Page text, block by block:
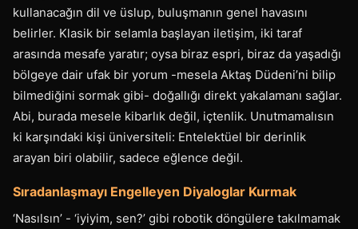
kullanacağın dil ve üslup, buluşmanın genel havasını
belirler. Klasik bir selamla başlayan iletişim, iki taraf
arasında mesafe yaratır; oysa biraz espri, biraz da yaşadığı
bölgeye dair ufak bir yorum -mesela Aktaş Düdeni’ni bilip
bilmediğini sormak gibi- doğallığı direkt yakalamanı sağlar.
Abi, burada mesele kibarlık değil, içtenlik. Unutmamalısın
ki karşındaki kişi üniversiteli: Entelektüel bir derinlik
arayan biri olabilir, sadece eğlence değil.
Sıradanlaşmayı Engelleyen Diyaloglar Kurmak
‘Nasılsın’ - ‘iyiyim, sen?’ gibi robotik döngülere takılmamak